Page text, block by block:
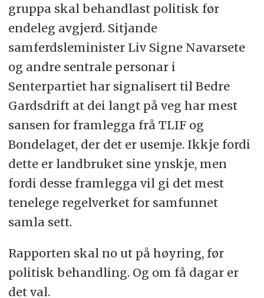
gruppa skal behandlast politisk før
endeleg avgjerd. Sitjande
samferdsleminister Liv Signe Navarsete
og andre sentrale personar i
Senterpartiet har signalisert til Bedre
Gardsdrift at dei langt på veg har mest
sansen for framlegga frå TLIF og
Bondelaget, der det er usemje. Ikkje fordi
dette er landbruket sine ynskje, men
fordi desse framlegga vil gi det mest
tenelege regelverket for samfunnet
samla sett.
Rapporten skal no ut på høyring, før
politisk behandling. Og om få dagar er
det val.